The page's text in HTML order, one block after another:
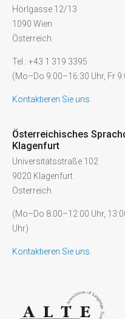
Hörlgasse 12/13
1090 Wien
Österreich
Tel.: +43 1 319 3395
(Mo–Do 9:00–16:30 Uhr, Fr
Kontaktieren Sie uns.
Österreichisches
Klagenfurt
Universitätsstraße 102
9020 Klagenfurt
Österreich
(Mo–Do 8:00–12:00 Uhr,
Uhr)
Kontaktieren Sie uns.